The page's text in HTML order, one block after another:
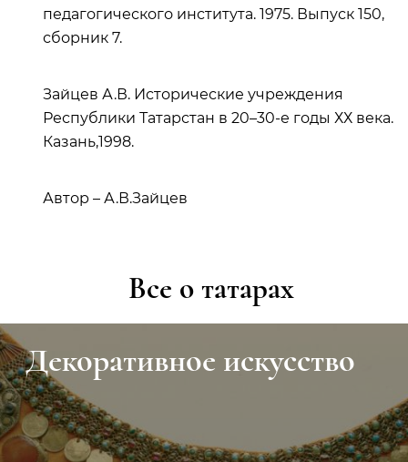
педагогического института. 1975. Выпуск 150,
сборник 7.
Зайцев А.В. Исторические учреждения
Республики Татарстан в 20–30-е годы ХХ века.
Казань,1998.
Автор – А.В.Зайцев
Все о татарах
Декоративное искусство